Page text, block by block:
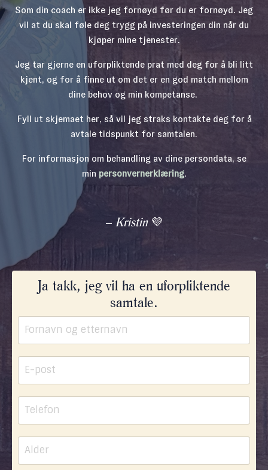
Som din coach er ikke jeg fornøyd før du er fornøyd. Jeg
vil at du skal føle deg trygg på investeringen din når du
kjøper mine tjenester.
Jeg tar gjerne en uforpliktende prat med deg for å bli litt
kjent, og for å finne ut om det er en god match mellom
dine behov og min kompetanse.
Fyll ut skjemaet her, så vil jeg straks kontakte deg for å
avtale tidspunkt for samtalen.
For informasjon om behandling av dine persondata, se
min personvernerklæring.
– Kristin 💜
Ja takk, jeg vil ha en uforpliktende
samtale.